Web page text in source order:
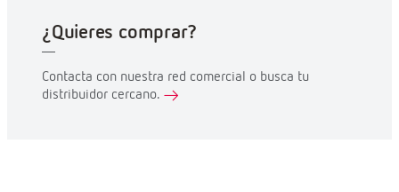
¿Quieres comprar?
Contacta con nuestra red comercial o busca tu
distribuidor cercano.